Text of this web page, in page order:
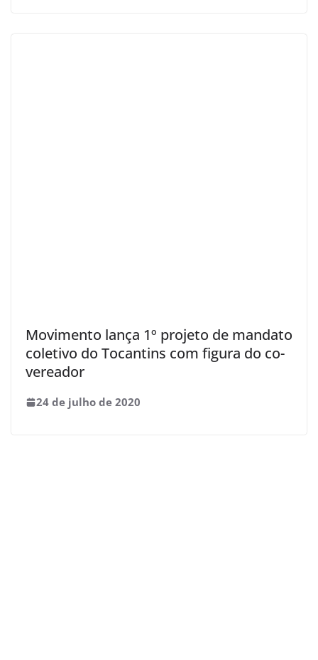
Movimento lança 1º projeto de mandato
coletivo do Tocantins com figura do co-
vereador
24 de julho de 2020